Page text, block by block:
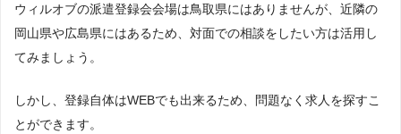
ウィルオブの派遣登録会会場は鳥取県にはありませんが、近隣の
岡山県や広島県にはあるため、対面での相談をしたい方は活用し
てみましょう。
しかし、登録自体はWEBでも出来るため、問題なく求人を探すこ
とができます。